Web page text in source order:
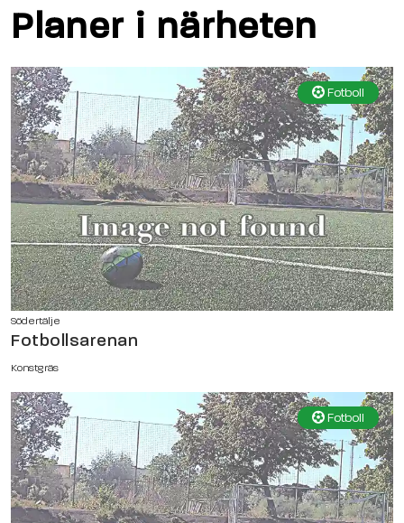
Planer i närheten
Fotboll
Södertälje
Fotbollsarenan
Konstgräs
Fotboll